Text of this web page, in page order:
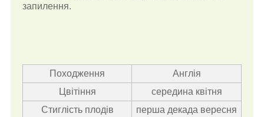
запилення.
Походження
Англія
Цвітіння
середина квітня
Стиглість плодів
перша декада вересня